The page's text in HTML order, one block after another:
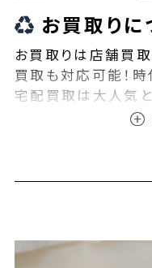
お買取りに
お買取りは店舗買
買取も対応可能！
宅配買取は大人気
事前査定が可能と